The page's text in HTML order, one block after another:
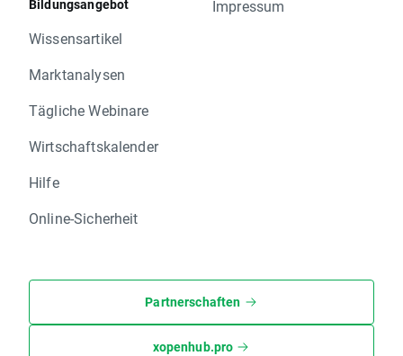
Bildungsangebot
Wissensartikel
Marktanalysen
Tägliche Webinare
Wirtschaftskalender
Hilfe
Online-Sicherheit
Impressum
Partnerschaften
xopenhub.pro